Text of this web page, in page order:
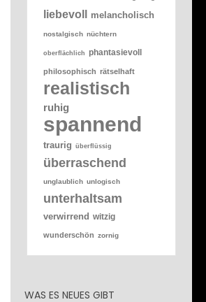
liebevoll melancholisch
nostalgisch nüchtern
oberflächlich phantasievoll
philosophisch rätselhaft
realistisch
ruhig
spannend
traurig überflüssig
überraschend
unglaublich unlogisch
unterhaltsam
verwirrend witzig
wunderschön zornig
WAS ES NEUES GIBT